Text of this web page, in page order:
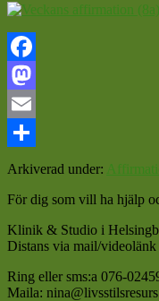
Facebook
Mastodon
Email
Dela
Arkiverad under:
För dig som vill ha hjälp
Klinik & Studio i
Distans via mail/videolänk
Ring eller sms:a 076-
Maila: